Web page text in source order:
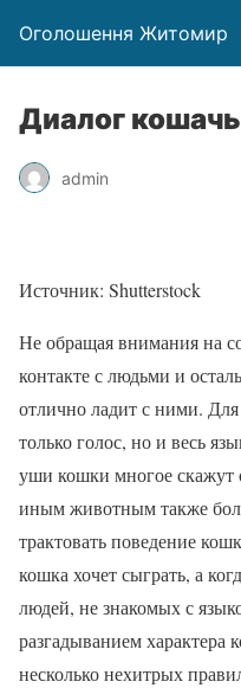
Оголошення Житомир
Диалог
admin
Источник: Shutterstock
Не обращая внимания на
контакте с людьми и
отлично ладит с ними.
только голос, но и весь
уши кошки многое скажут
иным животным также
трактовать поведение
кошка хочет сыграть, а
людей, не знакомых с
разгадыванием
несколько нехитрых